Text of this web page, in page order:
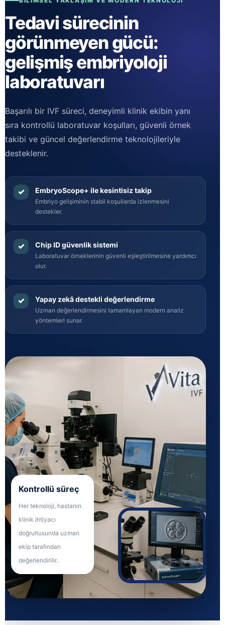
Tedavi sürecinin
görünmeyen gücü:
gelişmiş embriyoloji
laboratuvarı
Başarılı bir IVF süreci, deneyimli klinik ekibin yanı
sıra kontrollü laboratuvar koşulları, güvenli örnek
takibi ve güncel değerlendirme teknolojileriyle
desteklenir.
✓ EmbryoScope+ ile kesintisiz takip
Embriyo gelişiminin stabil koşullarda izlenmesini
destekler.
✓ Chip ID güvenlik sistemi
Laboratuvar örneklerinin güvenli eşleştirilmesine yardımcı
olur.
✓ Yapay zekâ destekli değerlendirme
Uzman değerlendirmesini tamamlayan modern analiz
yöntemleri sunar.
Kontrollü süreç
Her teknoloji, hastanın
klinik ihtiyacı
doğrultusunda uzman
ekip tarafından
değerlendirilir.